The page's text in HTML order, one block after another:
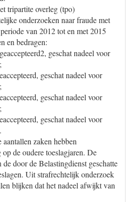
tripartite overleg (tpo)
onderzoeken naar fraude met
van 2012 tot en met 2015
en bedragen:
geschat nadeel voor
geschat nadeel voor
geschat nadeel voor
geschat nadeel voor
zaken hebben
de oudere toeslagjaren. De
de door de Belastingdienst geschatte
Uit strafrechtelijk onderzoek
blijken dat het nadeel afwijkt van